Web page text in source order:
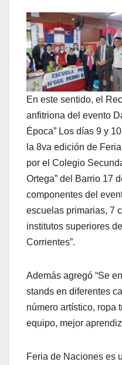
En este sentido, el
anfitriona del evento
Época” Los días 9 y
la 8va edición de
por el Colegio
Ortega” del Barrio 17
componentes del
escuelas primarias, 7
institutos superiores
Corrientes”.
Además agregó “Se
stands en diferentes
número artístico, ropa
equipo, mejor
Feria de Naciones es